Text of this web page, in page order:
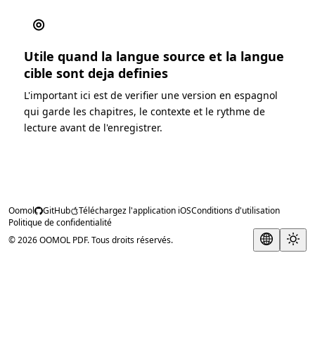
◎
Utile quand la langue source et la langue
cible sont deja definies
L'important ici est de verifier une version en espagnol
qui garde les chapitres, le contexte et le rythme de
lecture avant de l'enregistrer.
Oomol GitHub Téléchargez l'application iOSConditions d'utilisation
Politique de confidentialité
© 2026 OOMOL PDF. Tous droits réservés.